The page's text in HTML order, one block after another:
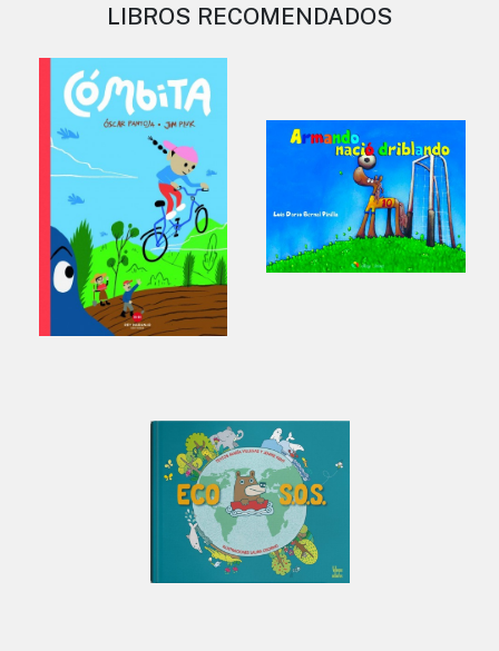
LIBROS RECOMENDADOS